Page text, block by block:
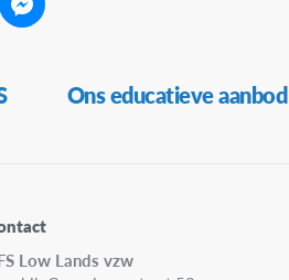
Ons educatieve aanbod
Low Lands vzw